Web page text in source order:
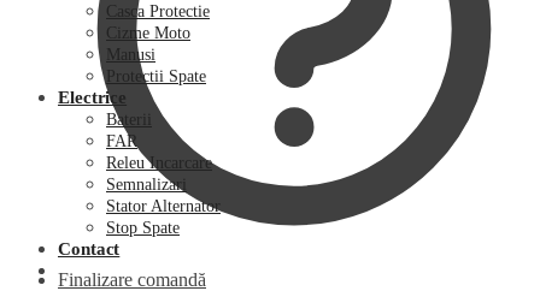
Finalizare comandă
Casca Protectie
Cizme Moto
Manusi
Protectii Spate
Electrice
Baterii
FAR
Releu Incarcare
Semnalizari
Stator Alternator
Stop Spate
Contact